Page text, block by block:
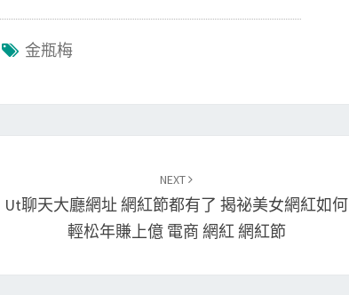
金瓶梅
NEXT
Ut聊天大廳網址 網紅節都有了 揭祕美女網紅如何
輕松年賺上億 電商 網紅 網紅節